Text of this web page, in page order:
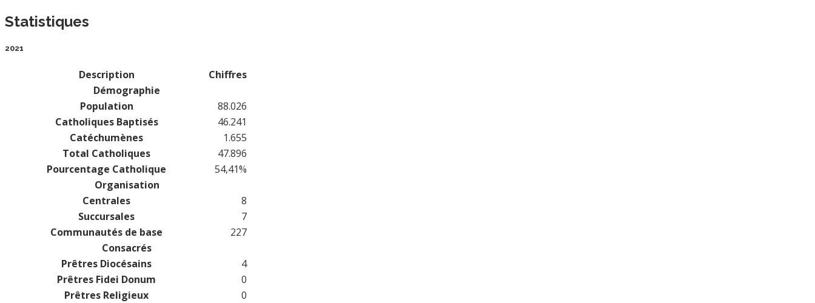
Fratri Thaddée RUGIRANGOGA
Stagiaire
Statistiques
2021
Description
Chiffres
Démographie
Population
88.026
Catholiques Baptisés
46.241
Catéchumènes
1.655
Total Catholiques
47.896
Pourcentage Catholique
54,41%
Organisation
Centrales
8
Succursales
7
Communautés de base
227
Consacrés
Prêtres Diocésains
4
Prêtres Fidei Donum
0
Prêtres Religieux
0